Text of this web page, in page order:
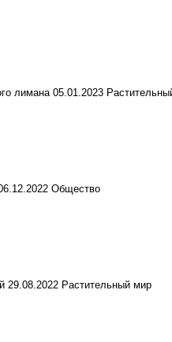
лимана 05.01.2023
Общество
29.08.2022 Растительный мир